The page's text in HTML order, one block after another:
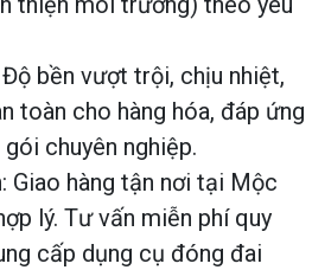
bền vượt trội, chịu nhiệt,
toàn cho hàng hóa, đáp ứng
chuyên nghiệp.
Giao hàng tận nơi tại Mộc
lý. Tư vấn miễn phí quy
cấp dụng cụ đóng đai